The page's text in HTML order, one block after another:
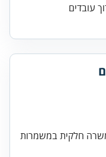
עובדים
חלקית במשמרות